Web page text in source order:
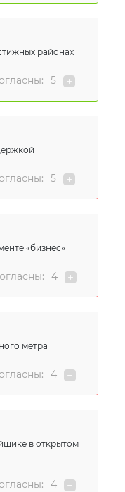
районах
5
5
«бизнес»
4
метра
4
в открытом
4